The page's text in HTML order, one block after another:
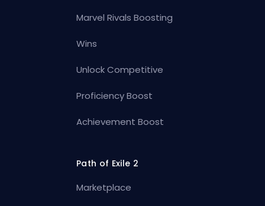
Marvel Rivals Boosting
Wins
Unlock Competitive
Proficiency Boost
Achievement Boost
Path of Exile 2
Marketplace